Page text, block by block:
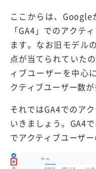
ここからは、Google
「GA4」でのアクテ
ます。なお旧モデル
点が当てられていた
ィブユーザーを中心
クティブユーザー数
それではGA4でのア
いきましょう。GA4
でアクティブユーザ